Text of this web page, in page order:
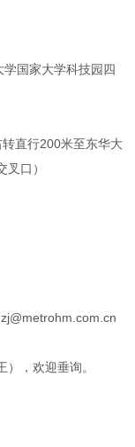
国家大学科技园四
直行200米至东华大
口）
，欢迎垂询。